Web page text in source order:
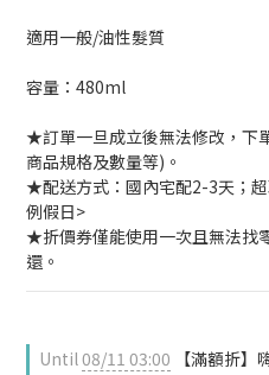
適用一般/油性髮質
容量：480ml
★訂單一旦成立後無法修改，下
商品規格及數量等)。
★配送方式：國內宅配2-3天；
例假日>
★折價券僅能使用一次且無法找
還。
Until08/11 03:00 【滿額折】